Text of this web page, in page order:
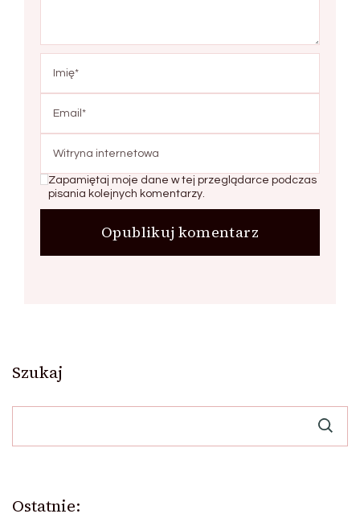
Zapamiętaj moje dane w tej przeglądarce podczas
pisania kolejnych komentarzy.
Szukaj
Ostatnie: